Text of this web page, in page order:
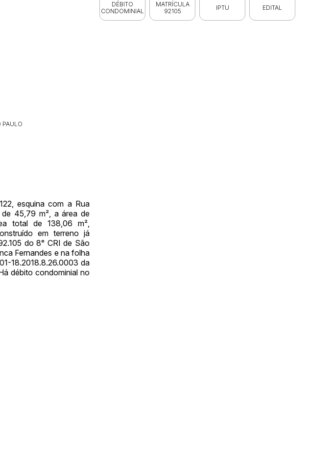
DÉBITO
CONDOMINIAL
MATRÍCULA
92105
IPTU EDITAL
PAULO
esquina com a Rua
45,79 m², a área de
total de 138,06 m²,
em terreno já
do 8° CRI de São
Fernandes e na folha
18.2018.8.26.0003 da
débito condominial no